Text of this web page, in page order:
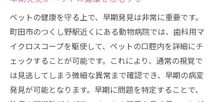
ペットの健康を守る上で、早期発見は非常に重要です。
町田市のつくし野駅近くにある動物病院では、歯科用マ
イクロスコープを駆使して、ペットの口腔内を詳細にチ
ェックすることが可能です。これにより、通常の視覚で
は見逃してしまう微細な異常まで確認でき、早期の病変
発見が可能となります。早期に問題を特定することで、